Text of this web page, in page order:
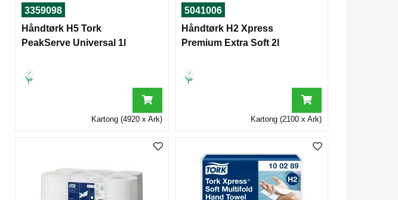
3359098
Håndtørk H5 Tork
PeakServe Universal 1l
Kartong (4920 x Ark)
5041006
Håndtørk H2 Xpress
Premium Extra Soft 2l
Kartong (2100 x Ark)